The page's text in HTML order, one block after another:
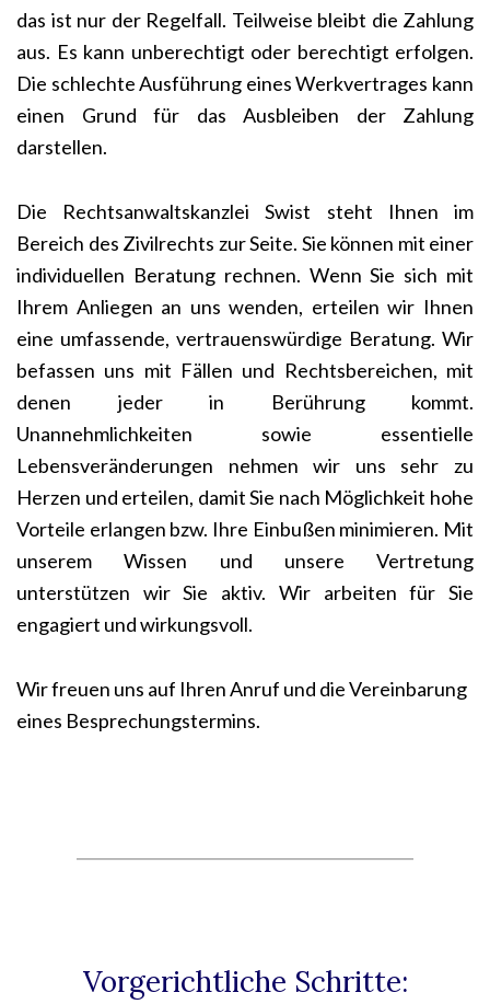
das ist nur der Regelfall. Teilweise bleibt die Zahlung
aus. Es kann unberechtigt oder berechtigt erfolgen.
Die schlechte Ausführung eines Werkvertrages kann
einen Grund für das Ausbleiben der Zahlung
darstellen.
Die Rechtsanwaltskanzlei Swist steht Ihnen im
Bereich des Zivilrechts zur Seite. Sie können mit einer
individuellen Beratung rechnen. Wenn Sie sich mit
Ihrem Anliegen an uns wenden, erteilen wir Ihnen
eine umfassende, vertrauenswürdige Beratung. Wir
befassen uns mit Fällen und Rechtsbereichen, mit
denen jeder in Berührung kommt.
Unannehmlichkeiten sowie essentielle
Lebensveränderungen nehmen wir uns sehr zu
Herzen und erteilen, damit Sie nach Möglichkeit hohe
Vorteile erlangen bzw. Ihre Einbußen minimieren. Mit
unserem Wissen und unsere Vertretung
unterstützen wir Sie aktiv. Wir arbeiten für Sie
engagiert und wirkungsvoll.
Wir freuen uns auf Ihren Anruf und die Vereinbarung
eines Besprechungstermins.
Vorgerichtliche Schritte: